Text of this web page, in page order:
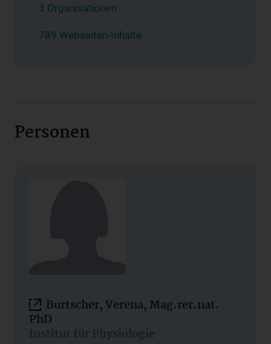
3 Organisationen
789 Webseiten-Inhalte
Personen
Burtscher, Verena, Mag.rer.nat.
PhD
Institut für Physiologie